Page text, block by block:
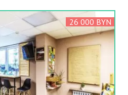
26 000 BYN